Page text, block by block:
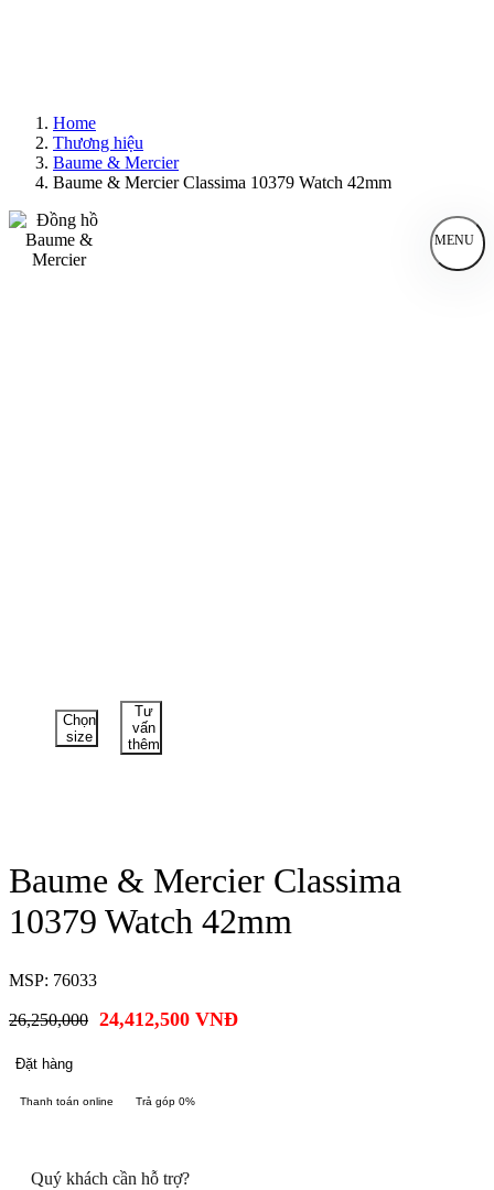
Home
Thương hiệu
Baume & Mercier
Baume & Mercier Classima 10379 Watch 42mm
MENU
Chọn
size
Tư
vấn
thêm
Baume & Mercier Classima
10379 Watch 42mm
MSP: 76033
26,250,000 24,412,500 VNĐ
Đặt hàng
Thanh toán online Trả góp 0%
Quý khách cần hỗ trợ?